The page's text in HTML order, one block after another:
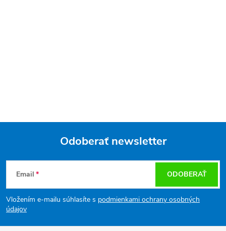
Z
á
p
Odoberať newsletter
Email
Vložením e-mailu súhlasíte s podmienkami ochrany osobných
údajov
ODOBERAŤ